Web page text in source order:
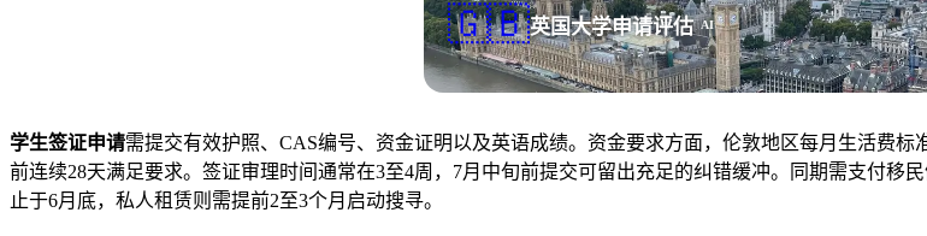
🇬🇧英国大学申请评估 AI
学生签证申请需提交有效护照、CAS编号、资金证明以及英语成绩。资金要求方面，伦敦地区每月生活费
前连续28天满足要求。签证审理时间通常在3至4周，7月中旬前提交可留出充足的纠错缓冲。同期需支付
止于6月底，私人租赁则需提前2至3个月启动搜寻。